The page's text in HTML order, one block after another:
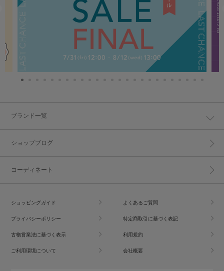
ブランド一覧
ショップブログ
コーディネート
ショッピングガイド よくあるご質問
プライバシーポリシー 特定商取引に基づく表記
古物営業法に基づく表示 利用規約
ご利用環境について 会社概要